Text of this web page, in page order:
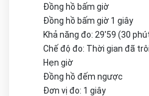
Đồng hồ bấm giờ
Đồng hồ bấm giờ 1 giây
Khả năng đo: 29'59 (30
Chế độ đo: Thời gian đã
Hẹn giờ
Đồng hồ đếm ngược
Đơn vị đo: 1 giây